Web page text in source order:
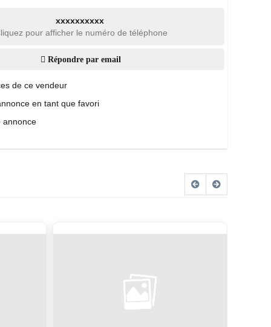
xxxxxxxxxx
pour afficher le numéro de téléphone
Répondre par email
de ce vendeur
en tant que favori
annonce